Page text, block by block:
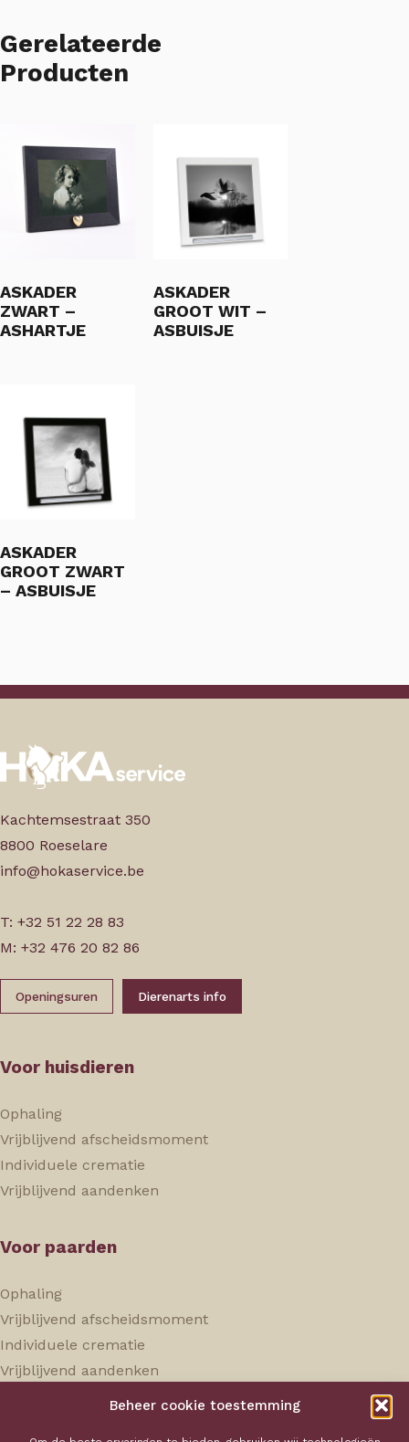
Beheer cookie toestemming
Gerelateerde
Producten
ASKADER
ZWART –
ASHARTJE
ASKADER
GROOT WIT –
ASBUISJE
ASKADER
GROOT ZWART
– ASBUISJE
Kachtemsestraat 350
8800 Roeselare
info@hokaservice.be
T: +32 51 22 28 83
M: +32 476 20 82 86
Openingsuren Dierenarts info
Voor huisdieren
Ophaling
Vrijblijvend afscheidsmoment
Individuele crematie
Vrijblijvend aandenken
Voor paarden
Ophaling
Vrijblijvend afscheidsmoment
Individuele crematie
Vrijblijvend aandenken